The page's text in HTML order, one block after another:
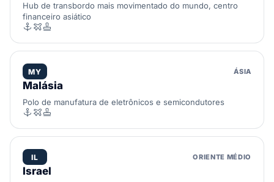
Hub de transbordo mais movimentado do mundo, centro
financeiro asiático
MY ÁSIA
Malásia
Polo de manufatura de eletrônicos e semicondutores
IL ORIENTE MÉDIO
Israel